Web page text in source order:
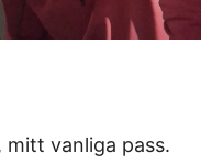
vanliga pass.